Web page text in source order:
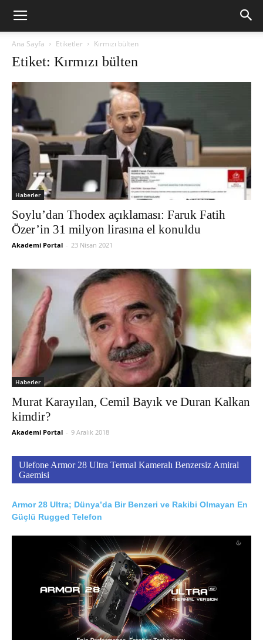
Ana Sayfa Etiketler Kırmızı bülten
Etiket: Kırmızı bülten
Haberler
Soylu’dan Thodex açıklaması: Faruk Fatih
Özer’in 31 milyon lirasına el konuldu
Akademi Portal - 23 Nisan 2021
Haberler
Murat Karayılan, Cemil Bayık ve Duran Kalkan
kimdir?
Akademi Portal - 9 Aralık 2018
Ulefone Armor 28 Ultra Termal Kameralı Benzersiz Amiral
Gaemisi
Armor 28 Ultra; Dünya’da Bir Benzeri ve Rakibi Olmayan En
Güçlü Rugged Telefon